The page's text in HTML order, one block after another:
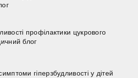
профілактики цукрового
блог
гіперзбудливості у дітей